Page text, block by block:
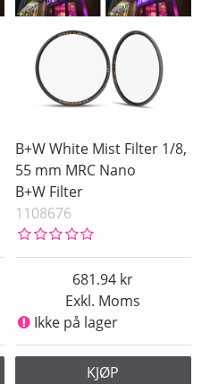
B+W White Mist Filter 1/8,
55 mm MRC Nano
B+W Filter
1108676
Exkl. Moms
681.94
Ikke på lager
KJØP